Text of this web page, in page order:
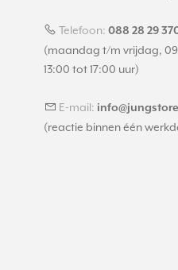
Telefoon: 088 28 29
(maandag t/m vrijdag,
13:00 tot 17:00 uur)
E-mail:
(reactie binnen één